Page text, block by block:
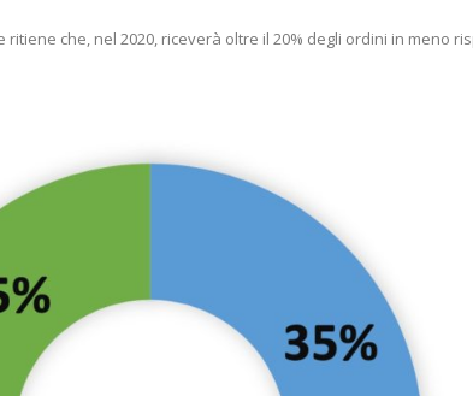
ritiene che, nel 2020, riceverà oltre il 20% degli ordini in meno